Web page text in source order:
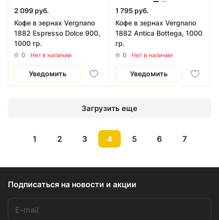
2 099 руб.
Кофе в зернах Vergnano
1882 Espresso Dolce 900,
1000 гр.
0 Нет в наличии
Уведомить
1 795 руб.
Кофе в зернах Vergnano
1882 Antica Bottega, 1000
гр.
0 Нет в наличии
Уведомить
Загрузить еще
1 2 3 4 5 6 7
Подписаться на новости и акции